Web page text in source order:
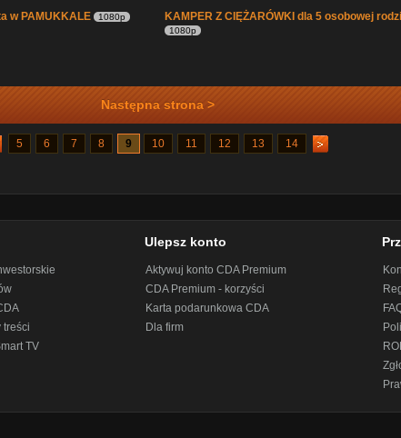
w PAMUKKALE 1080p KAMPER Z CIĘŻARÓWKI dla 5 osobowej
1080p
Następna strona >
5 6 7 8 9 10 11 12 13 14
treści
TV
Ulepsz konto
Aktywuj konto CDA Premium
CDA Premium - korzyści
Karta podarunkowa CDA
Dla firm